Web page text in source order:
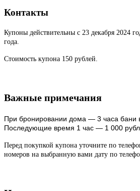
Контакты
Купоны действительны с 23 декабря 2024
года.
Стоимость купона 150 рублей.
Важные примечания
При бронировании дома — 3 часа бани
Последующие время 1 час — 1 000
Перед покупкой купона уточните по
номеров на выбранную вами дату по